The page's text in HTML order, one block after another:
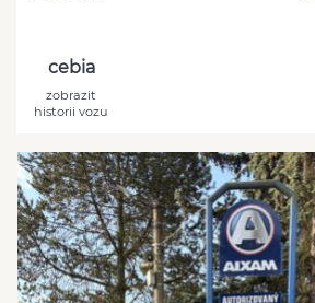
cebia
zobrazit
historii vozu